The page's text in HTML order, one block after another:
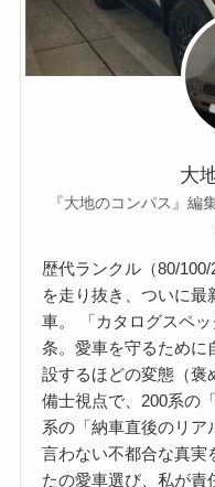
大
『大地のコンパス』編
歴代ランクル（80/100/
を走り抜き、ついに最
車。 「カタログスペ
条。愛車を守るために
設するほどの変態（褒
備士視点で、200系の
系の「納車直後のリア
言わない不都合な真実
たの愛車選び、私が責